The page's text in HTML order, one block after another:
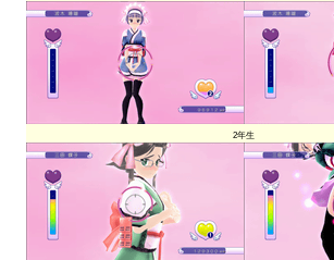
2年生